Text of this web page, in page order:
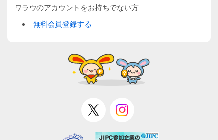
ワラウのアカウントをお持ちでない方
無料会員登録する